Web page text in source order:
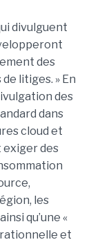
divulguent
des
litiges. » En
des
dans
cloud et
exiger des
les
qu’une «
et